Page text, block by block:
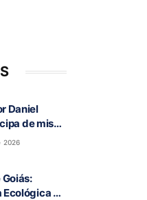
Daniel
de missa
durante
2026
da